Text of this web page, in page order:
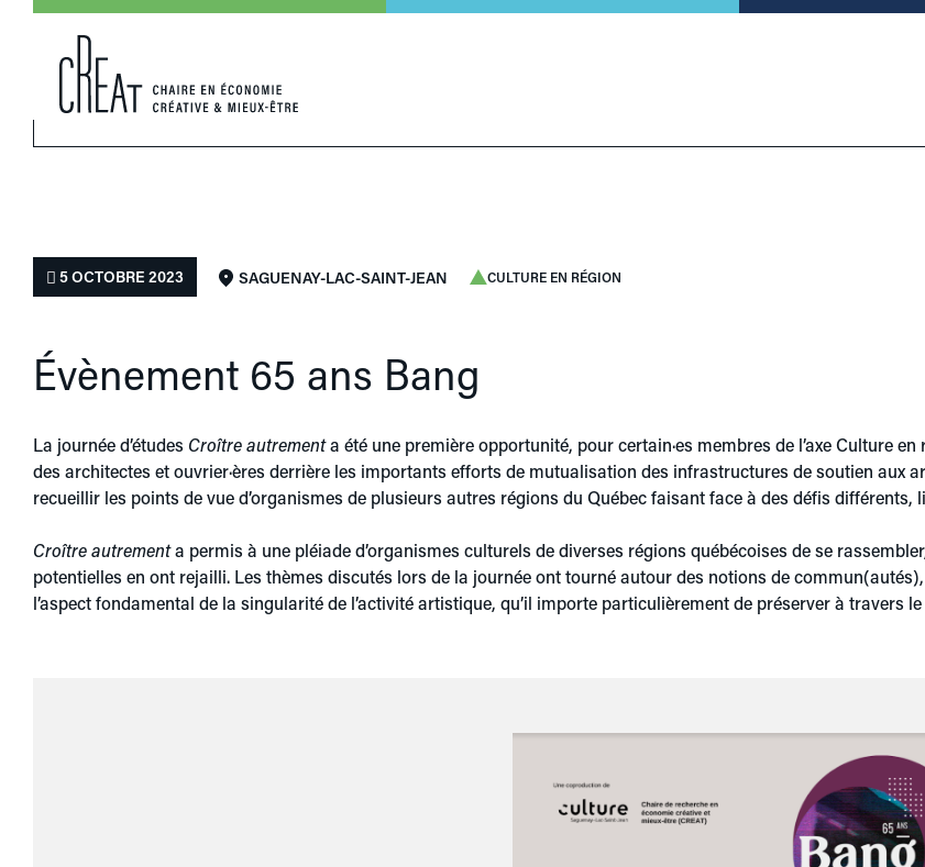
5 OCTOBRE 2023 SAGUENAY-LAC-SAINT-JEAN CULTURE EN RÉGION
Évènement 65 ans Bang
La journée d’études Croître autrementa été une première opportunité, pour certain·es membres de l’axe Culture
des architectes et ouvrier·ères derrière les importants efforts de mutualisation des infrastructures de soutien aux
recueillir les points de vue d’organismes de plusieurs autres régions du Québec faisant face à des défis
Croître autrementa permis à une pléiade d’organismes culturels de diverses régions québécoises de se
potentielles en ont rejailli. Les thèmes discutés lors de la journée ont tourné autour des notions de
l’aspect fondamental de la singularité de l’activité artistique, qu’il importe particulièrement de préserver à travers